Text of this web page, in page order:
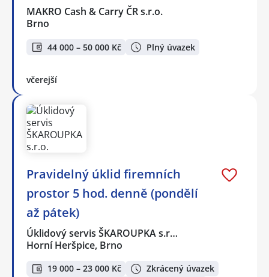
MAKRO Cash & Carry ČR s.r.o.
Brno
44 000 – 50 000 Kč Plný úvazek
včerejší
Pravidelný úklid firemních
prostor 5 hod. denně (pondělí
až pátek)
Úklidový servis ŠKAROUPKA s.r…
Horní Heršpice, Brno
19 000 – 23 000 Kč
Zkrácený úvazek